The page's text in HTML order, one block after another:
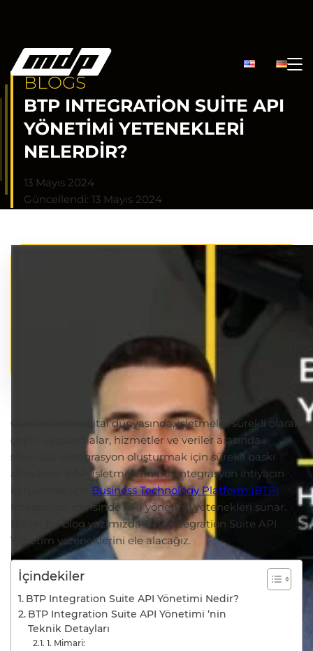
BLOGS
BTP INTEGRATION SUITE API
YÖNETIMI YETENEKLERI
NELERDIR?
13 Mayıs 2024
Güncellendi: 13 Mayıs 2024
Günümüzün dijital dünyasında, işletmeler sürekli olarak
çeşitli uygulamalar, hizmetler ve veriler arasında
sorunsuz entegrasyon oluşturmak için sürekli baskı
altındadır. SAP, işletmelerin bu entegrasyon ihtiyacın
Business Technology Platform (BTP)
Integration içerisinde API yönetimi yetenekleri sunar.
Biz de bu blog yazımızda BTP Integration Suite API
Yönetim yeteneklerini ele alacağız.
İçindekiler
BTP Integration Suite API Yönetimi Nedir?
BTP Integration Suite API Yönetimi ‘nin
Teknik Detayları
1. Mimari: